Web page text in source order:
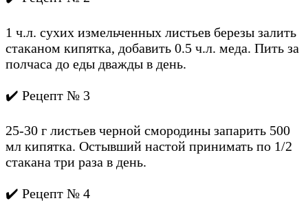
1 ч.л. сухих измельченных листьев березы залить
стаканом кипятка, добавить 0.5 ч.л. меда. Пить за
полчаса до еды дважды в день.
✔️ Рецепт № 3
25-30 г листьев черной смородины запарить 500
мл кипятка. Остывший настой принимать по 1/2
стакана три раза в день.
✔️ Рецепт № 4